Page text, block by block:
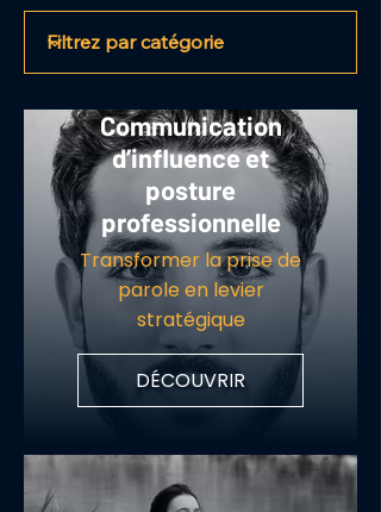
Communication
d’influence et
posture
professionnelle
Transformer la prise de
parole en levier
stratégique
DÉCOUVRIR